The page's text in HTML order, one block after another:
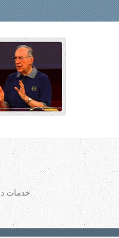
Copyright © 2026 خدمات درك پرينس.